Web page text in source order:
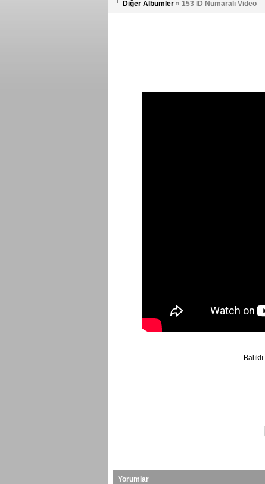
Diğer Albümler» 153 ID Numaralı Video
Yorumlar